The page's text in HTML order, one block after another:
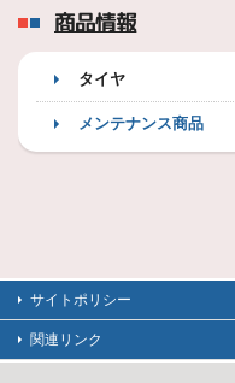
商品情報
タイヤ
メンテナンス商品
サイトポリシー
関連リンク